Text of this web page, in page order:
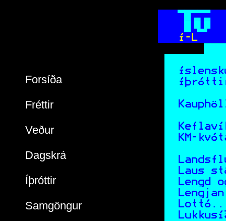
Forsíða
Fréttir
Veður
Dagskrá
Íþróttir
Samgöngur
  
  
  Í-L
KM-
Laus
Lengd